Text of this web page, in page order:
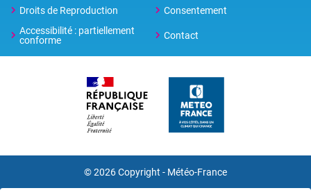
Droits de Reproduction
Consentement
Accessibilité : partiellement
conforme
Contact
© 2026 Copyright - Météo-France